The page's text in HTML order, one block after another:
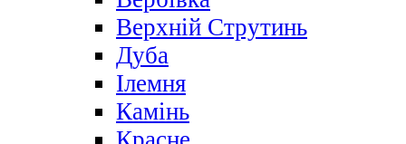
Верхній Струтинь
Дуба
Ілемня
Камінь